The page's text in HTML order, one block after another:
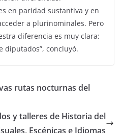
en paridad sustantiva y en
a plurinominales. Pero
diferencia es muy clara:
diputados”, concluyó.
rutas nocturnas del
y talleres de Historia del
Escénicas e Idiomas